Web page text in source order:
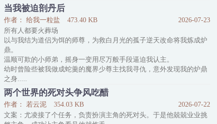
宋云乐握紧拳头，“要想先致富，就得……”
众仙齐声，“先种树！！！”
“我们福利是？”
“包吃包住！！！”
在振奋人心的口号声中，‘神仙农家乐’开业了！！
“你家孩子真可爱啊！”
是啊，不仅会卖萌，还会闹海呢！
“这狗看着真乖啊！”
咬人的时候，就不会这么觉得了。
“你这员工脾气不小啊……”
嗯
当我被迫剖丹后
作者： 给我一粒盐 473.40 KB
2026-07-23
所有人都要火葬场
以与我结为道侣为饵的师尊，为救白月光的孤子逆天改命将我炼成炉
鼎。
温顺可欺的小师弟，摇身一变用尽万般手段逼迫我认主。
幼时曾险些被我做成蛇羹的魔界少尊主找我寻仇，意外发现我的炉鼎
之身.....
这一切祸事皆因我体内的九转水灵丹引起，那我便剖金丹，剔仙骨，
还我逍遥身。
Tips：
1.NP三攻一受，第一人称
两个世界的死对头争风吃醋
作者： 若云泥 354.03 KB
2026-07-22
文案：尤凌接了个任务，负责扮演主角的死对头。于是他兢兢业业挑